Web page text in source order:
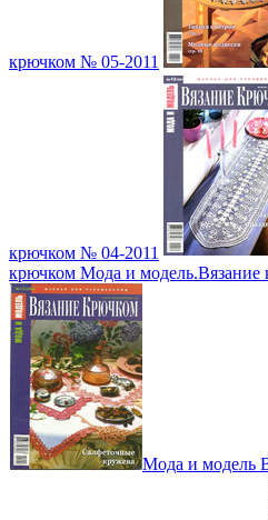
крючком № 05-2011
крючком № 04-2011
крючком Мода и модель.Вязание
Мода и модель